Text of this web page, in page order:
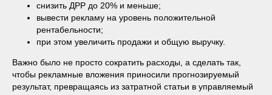
снизить ДРР до 20% и меньше;
вывести рекламу на уровень положительной
рентабельности;
при этом увеличить продажи и общую выручку.
Важно было не просто сократить расходы, а сделать так,
чтобы рекламные вложения приносили прогнозируемый
результат, превращаясь из затратной статьи в управляемый